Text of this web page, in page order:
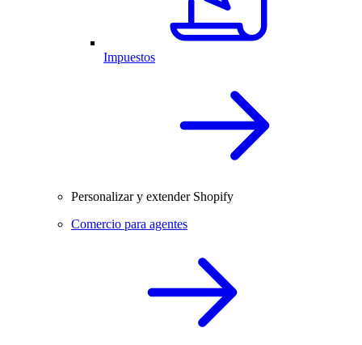
Impuestos
Personalizar y extender Shopify
Comercio para agentes